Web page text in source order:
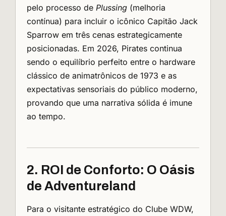
pelo processo de Plussing (melhoria
contínua) para incluir o icônico Capitão Jack
Sparrow em três cenas estrategicamente
posicionadas. Em 2026, Pirates continua
sendo o equilíbrio perfeito entre o hardware
clássico de animatrônicos de 1973 e as
expectativas sensoriais do público moderno,
provando que uma narrativa sólida é imune
ao tempo.
2. ROI de Conforto: O Oásis
de Adventureland
Para o visitante estratégico do Clube WDW,